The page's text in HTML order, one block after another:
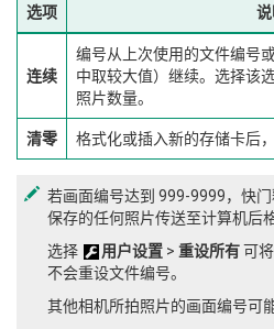
选项 说
连续
编号从上次使用的文件编号
中取较大值）继续。选择该
照片数量。
清零 格式化或插入新的存储卡后
若画面编号达到 999-9999，快
保存的任何照片传送至计算机后
选择
用户设置> 重设所有可将
不会重设文件编号。
其他相机所拍照片的画面编号可